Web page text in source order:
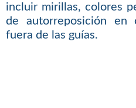
incluir mirillas, colores
de autorreposición en
fuera de las guías.